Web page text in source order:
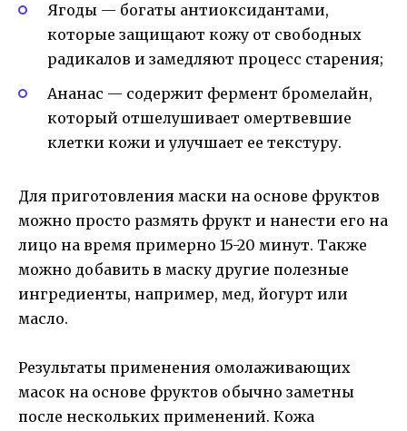
Ягоды — богаты антиоксидантами,
которые защищают кожу от свободных
радикалов и замедляют процесс старения;
Ананас — содержит фермент бромелайн,
который отшелушивает омертвевшие
клетки кожи и улучшает ее текстуру.
Для приготовления маски на основе фруктов
можно просто размять фрукт и нанести его на
лицо на время примерно 15-20 минут. Также
можно добавить в маску другие полезные
ингредиенты, например, мед, йогурт или
масло.
Результаты применения омолаживающих
масок на основе фруктов обычно заметны
после нескольких применений. Кожа